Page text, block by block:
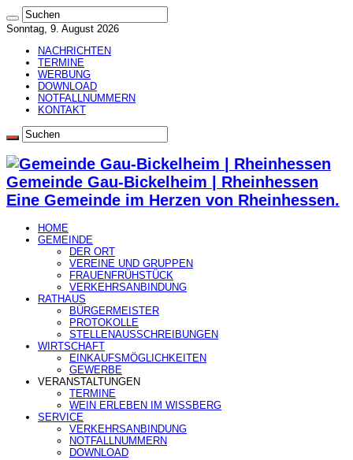
Sonntag, 9. August 2026
NACHRICHTEN
TERMINE
WERBUNG
DOWNLOAD
NOTFALLNUMMERN
KONTAKT
Gemeinde Gau-Bickelheim | Rheinhessen
Eine Gemeinde im Herzen von Rheinhessen.
HOME
GEMEINDE
DER ORT
VEREINE UND GRUPPEN
FRAUENFRÜHSTÜCK
VERKEHRSANBINDUNG
RATHAUS
BÜRGERMEISTER
PROTOKOLLE
STELLENAUSSCHREIBUNGEN
WIRTSCHAFT
EINKAUFSMÖGLICHKEITEN
GEWERBE
VERANSTALTUNGEN
TERMINE
WEIN ERLEBEN IM WISSBERG
SERVICE
VERKEHRSANBINDUNG
NOTFALLNUMMERN
DOWNLOAD